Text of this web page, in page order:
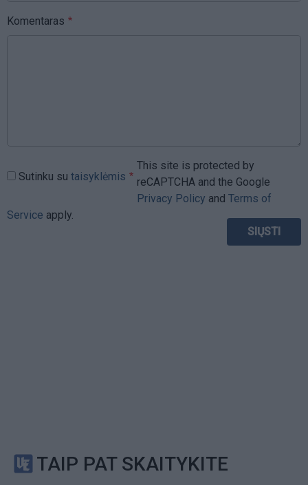
Komentaras
Sutinku su taisyklėmis
This site is protected by
reCAPTCHA and the Google
Privacy Policy and Terms of
Service apply.
TAIP PAT SKAITYKITE